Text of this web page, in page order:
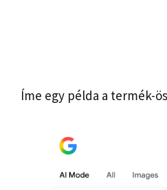
Íme egy példa a termék-